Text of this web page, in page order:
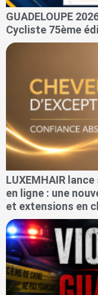
GUADELOUPE
Cycliste 75ème
LUXEMHAIR
en ligne : une
et extensions en